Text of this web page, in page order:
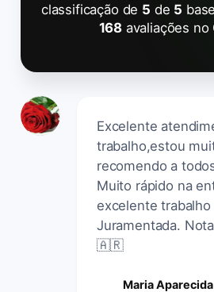
classificação de 5 de 5
168 avaliações no
Excelente
trabalho,estou
recomendo a
Muito rápido na
excelente
Juramentada.
🇦🇷
Maria